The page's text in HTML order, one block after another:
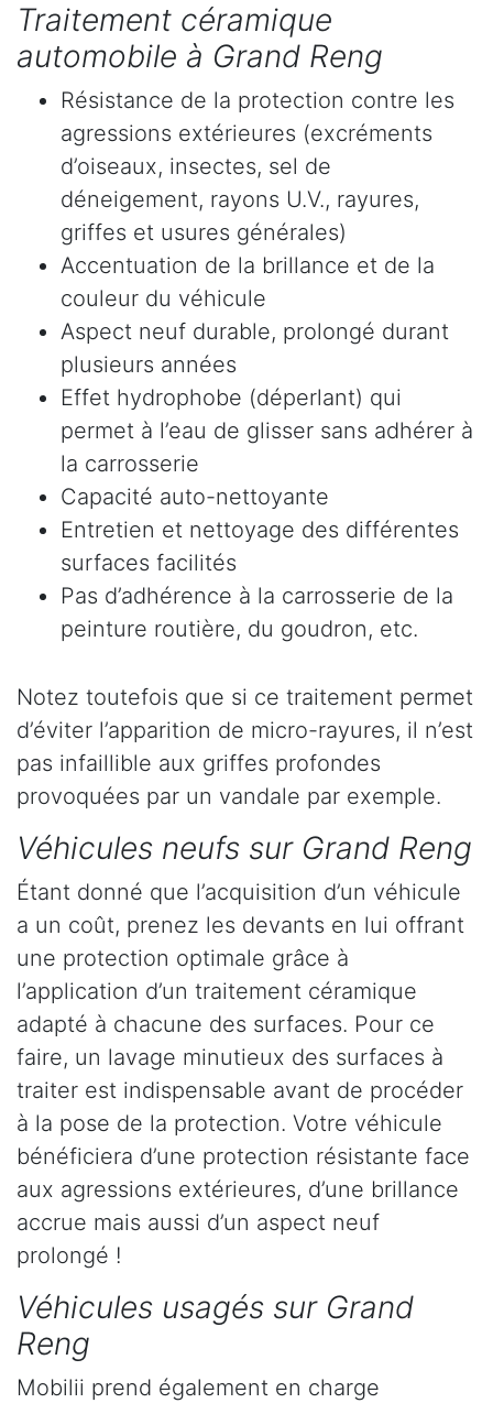
Traitement céramique
automobile à Grand Reng
Résistance de la protection contre les
agressions extérieures (excréments
d’oiseaux, insectes, sel de
déneigement, rayons U.V., rayures,
griffes et usures générales)
Accentuation de la brillance et de la
couleur du véhicule
Aspect neuf durable, prolongé durant
plusieurs années
Effet hydrophobe (déperlant) qui
permet à l’eau de glisser sans adhérer à
la carrosserie
Capacité auto-nettoyante
Entretien et nettoyage des différentes
surfaces facilités
Pas d’adhérence à la carrosserie de la
peinture routière, du goudron, etc.
Notez toutefois que si ce traitement permet
d’éviter l’apparition de micro-rayures, il n’est
pas infaillible aux griffes profondes
provoquées par un vandale par exemple.
Véhicules neufs sur Grand Reng
Étant donné que l’acquisition d’un véhicule
a un coût, prenez les devants en lui offrant
une protection optimale grâce à
l’application d’un traitement céramique
adapté à chacune des surfaces. Pour ce
faire, un lavage minutieux des surfaces à
traiter est indispensable avant de procéder
à la pose de la protection. Votre véhicule
bénéficiera d’une protection résistante face
aux agressions extérieures, d’une brillance
accrue mais aussi d’un aspect neuf
prolongé !
Véhicules usagés sur Grand
Reng
Mobilii prend également en charge